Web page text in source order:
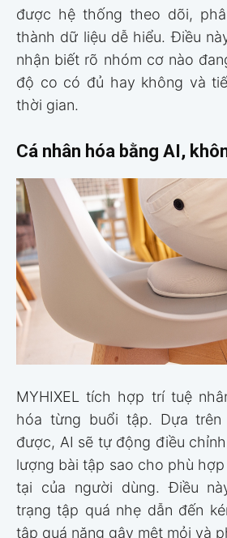
được hệ thống theo dõi,
thành dữ liệu dễ hiểu. Điều
nhận biết rõ nhóm cơ nào
độ co có đủ hay không và
thời gian.
Cá nhân hóa bằng AI,
MYHIXEL tích hợp trí tuệ
hóa từng buổi tập. Dựa
được, AI sẽ tự động điều
lượng bài tập sao cho phù
tại của người dùng. Điều
trạng tập quá nhẹ dẫn đến
tập quá nặng gây mệt mỏi và